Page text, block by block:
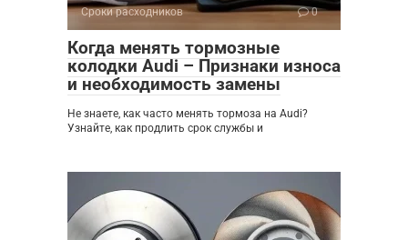
Сроки расходников 0
Когда менять тормозные
колодки Audi – Признаки износа
и необходимость замены
Не знаете, как часто менять тормоза на Audi?
Узнайте, как продлить срок службы и